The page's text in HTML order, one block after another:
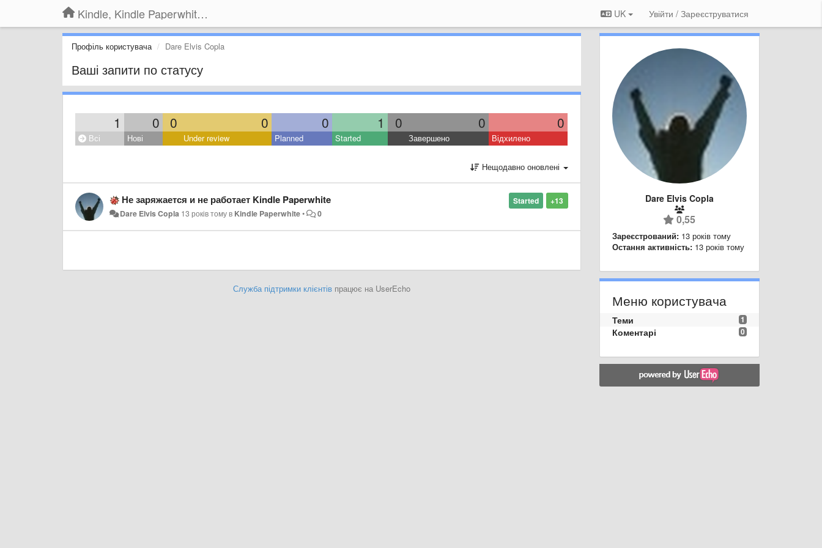
Kindle, Kindle Paperwhite, Kindle Voyage UK Увійти / Зареєструватися
Профіль користувача Dare Elvis Copla
Ваші запити по статусу
1 0 0 0 0 1 0 0 0
Всі Нові Under review Planned Started Завершено Відхилено
Нещодавно оновлені
+13
Started
Не заряжается и не работает Kindle Paperwhite
Dare Elvis Copla 13 років томув Kindle Paperwhite• 0
Служба підтримки клієнтівпрацює на UserEcho
Dare Elvis Copla
0,55
Зареєстрований: 13 років тому
Остання активність: 13 років тому
Меню користувача
1
Теми
0
Коментарі